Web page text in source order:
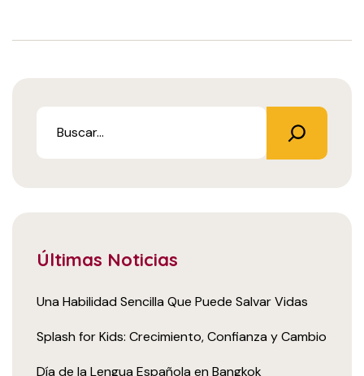
Últimas Noticias
Una Habilidad Sencilla Que Puede Salvar Vidas
Splash for Kids: Crecimiento, Confianza y Cambio
Día de la Lengua Española en Bangkok